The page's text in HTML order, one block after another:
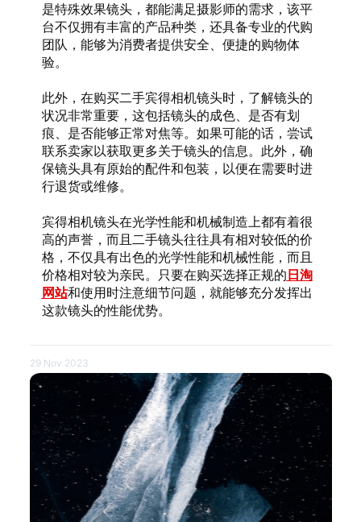
是特殊效果镜头，都能满足摄影师的需求，该平
台不仅拥有丰富的产品种类，还具备专业的代购
团队，能够为消费者提供安全、便捷的购物体
验。
此外，在购买二手宾得相机镜头时，了解镜头的
状况非常重要，这包括镜头的成色、是否有划
痕、是否能够正常对焦等。如果可能的话，尝试
联系卖家以获取更多关于镜头的信息。此外，确
保镜头具有原始的配件和包装，以便在需要时进
行退货或维修。
宾得相机镜头在光学性能和机械制造上都有着很
高的声誉，而且二手镜头往往具有相对较低的价
格，不仅具有出色的光学性能和机械性能，而且
价格相对较为亲民。只要在购买选择正规的 日淘
网站和使用时注意细节问题，就能够充分发挥出
这款镜头的性能优势。
29 Nov 2023